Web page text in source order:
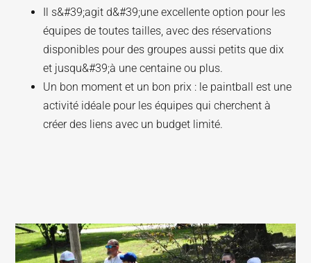
Il s&#39;agit d&#39;une excellente option pour les
équipes de toutes tailles, avec des réservations
disponibles pour des groupes aussi petits que dix
et jusqu&#39;à une centaine ou plus.
Un bon moment et un bon prix : le paintball est une
activité idéale pour les équipes qui cherchent à
créer des liens avec un budget limité.